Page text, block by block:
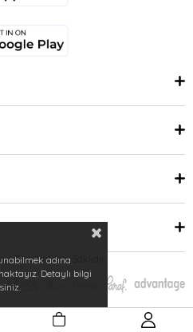
Hakları Saklıdır.
adına
Detaylı bilgi